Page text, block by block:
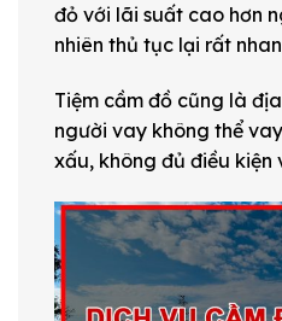
đỏ với lãi suất cao hơn
nhiên thủ tục lại rất
Tiệm cầm đồ cũng là
người vay không thể
xấu, không đủ điều kiện